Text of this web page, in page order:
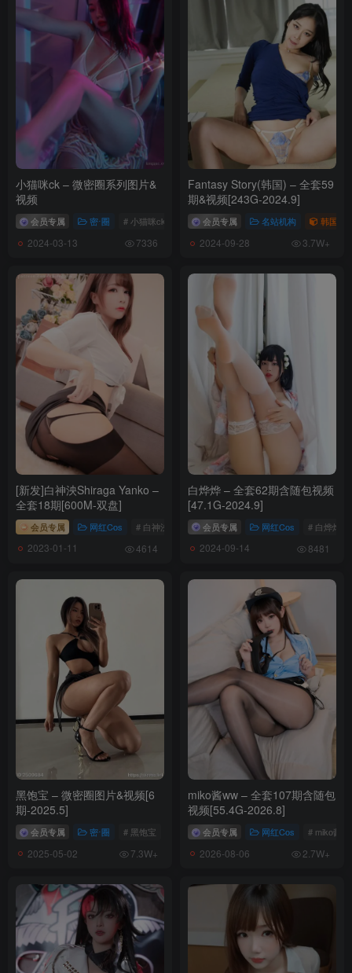
小猫咪ck – 微密圈系列图片&
视频
会员专属 密⋅圈 # 小猫咪ck
2024-03-13 7336
Fantasy Story(韩国) – 全套59
期&视频[243G-2024.9]
会员专属 名站机构 韩国（
2024-09-28 3.7W+
[新发]白神泱Shiraga Yanko –
全套18期[600M-双盘]
会员专属 网红Cos # 白神泱Shiraga Yanko
2023-01-11 4614
白烨烨 – 全套62期含随包视频
[47.1G-2024.9]
会员专属 网红Cos # 白烨烨
2024-09-14 8481
黑饱宝 – 微密圈图片&视频[6
期-2025.5]
会员专属 密⋅圈 # 黑饱宝
2025-05-02 7.3W+
miko酱ww – 全套107期含随包
视频[55.4G-2026.8]
会员专属 网红Cos # miko酱
2026-08-06 2.7W+